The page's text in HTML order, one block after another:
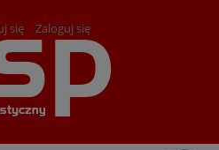
się Zaloguj się